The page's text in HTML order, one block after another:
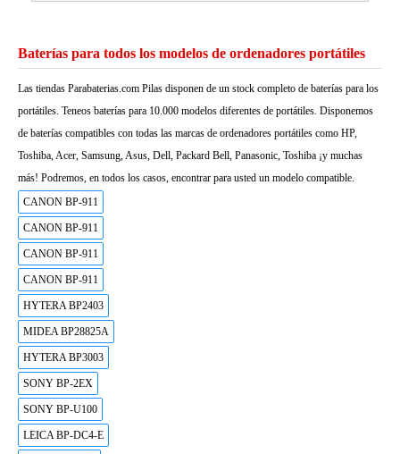
Baterías para todos los modelos de ordenadores portátiles
Las tiendas Parabaterias.com Pilas disponen de un stock completo de baterías para los
portátiles. Teneos baterías para 10.000 modelos diferentes de portátiles. Disponemos
de baterías compatibles con todas las marcas de ordenadores portátiles como HP,
Toshiba, Acer, Samsung, Asus, Dell, Packard Bell, Panasonic, Toshiba ¡y muchas
más! Podremos, en todos los casos, encontrar para usted un modelo compatible.
CANON BP-911
CANON BP-911
CANON BP-911
CANON BP-911
HYTERA BP2403
MIDEA BP28825A
HYTERA BP3003
SONY BP-2EX
SONY BP-U100
LEICA BP-DC4-E